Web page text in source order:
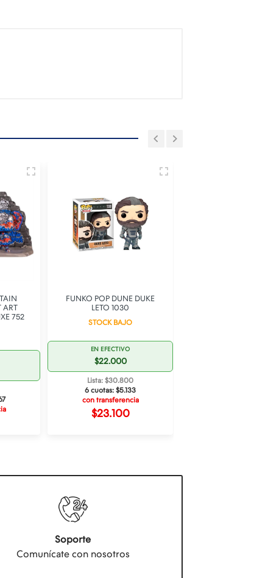
ART
752
FUNKO POP DUNE DUKE
LETO 1030
STOCK BAJO
EN EFECTIVO
$22.000
Lista: $30.800
6 cuotas: $5.133
con transferencia
$23.100
Soporte
Comunícate con nosotros